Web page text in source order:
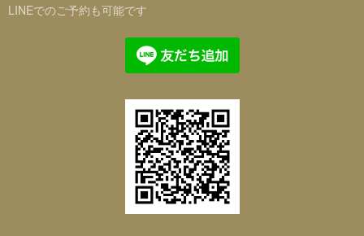
LINEでのご予約も可能です